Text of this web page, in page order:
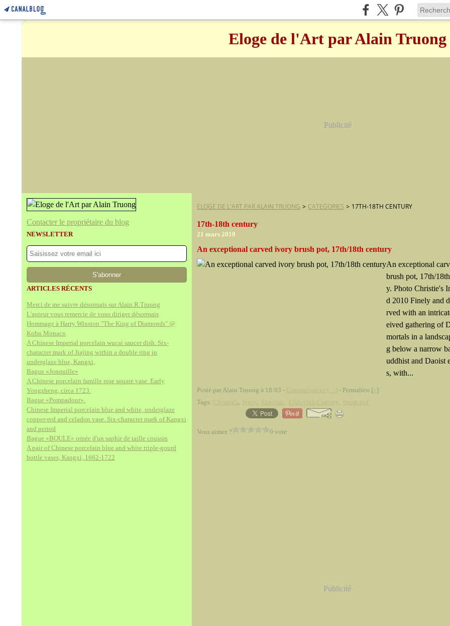
Eloge de l'Art par Alain Truong
Publicité
Contacter le propriétaire du blog
NEWSLETTER
ARTICLES RÉCENTS
Merci de me suivre désormais sur Alain.R.Truong
L'auteur vous remercie de vous diriger désormais
Hommage à Harry Winston "The King of Diamonds" @
Kohn Monaco
A Chinese Imperial porcelain wucai saucer dish. Six-
character mark of Jiajing within a double ring in
underglaze blue, Kangxi,
Bague «Jonquille»
A Chinese porcelain famille rose square vase. Early
Yongzheng, circa 1723.
Bague «Pompadour».
Chinese Imperial porcelain blue and white, underglaze
copper-red and celadon vase. Six-character mark of Kangxi
and period
Bague «BOULE» ornée d'un saphir de taille coussin
A pair of Chinese porcelain blue and white triple-gourd
bottle vases, Kangxi, 1662-1722
ELOGE DE L'ART PAR ALAIN TRUONG > CATEGORIES > 17TH-18TH CENTURY
17th-18th century
21 mars 2010
An exceptional carved ivory brush pot, 17th/18th century
An exceptional
brush pot, 17th/
y. Photo Christie's
d 2010 Finely and
rved with an
eived gathering of
mortals in a
g below a narrow
uddhist and Daoist
s, with...
Posté par Alain Truong à 18:03 - - Permalien [ ]
Tags:
, , , ,
Vous aimez ? 0 vote
Publicité